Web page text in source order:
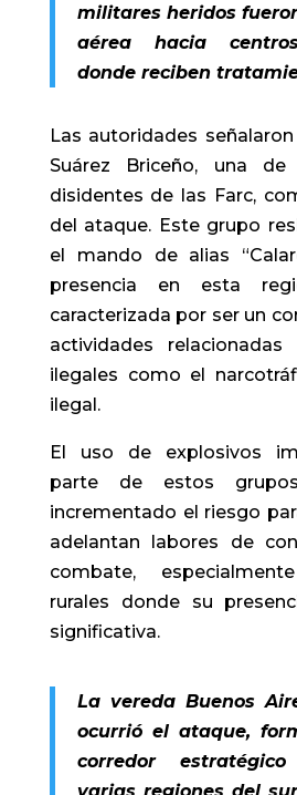
militares heridos
aérea hacia
donde reciben
Las autoridades
Suárez Briceño, una de
disidentes de las Farc,
del ataque. Este grupo
el mando de alias
presencia en esta
caracterizada por ser un
actividades
ilegales como el
ilegal.
El uso de explosivos
parte de estos
incrementado el riesgo
adelantan labores de
combate,
rurales donde su
significativa.
La vereda Buenos
ocurrió el ataque,
corredor